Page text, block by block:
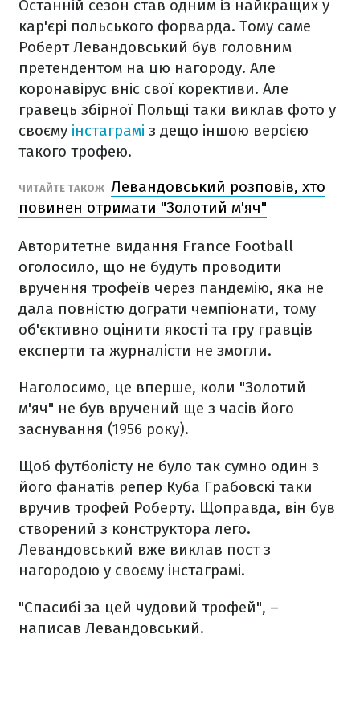
Останній сезон став одним із найкращих у
кар'єрі польського форварда. Тому саме
Роберт Левандовський був головним
претендентом на цю нагороду. Але
коронавірус вніс свої корективи. Але
гравець збірної Польщі таки виклав фото у
своєму інстаграмі з дещо іншою версією
такого трофею.
ЧИТАЙТЕ ТАКОЖ Левандовський розповів, хто
повинен отримати "Золотий м'яч"
Авторитетне видання France Football
оголосило, що не будуть проводити
вручення трофеїв через пандемію, яка не
дала повністю дограти чемпіонати, тому
об'єктивно оцінити якості та гру гравців
експерти та журналісти не змогли.
Наголосимо, це вперше, коли "Золотий
м'яч" не був вручений ще з часів його
заснування (1956 року).
Щоб футболісту не було так сумно один з
його фанатів репер Куба Грабовскі таки
вручив трофей Роберту. Щоправда, він був
створений з конструктора лего.
Левандовський вже виклав пост з
нагородою у своєму інстаграмі.
"Спасибі за цей чудовий трофей", –
написав Левандовський.